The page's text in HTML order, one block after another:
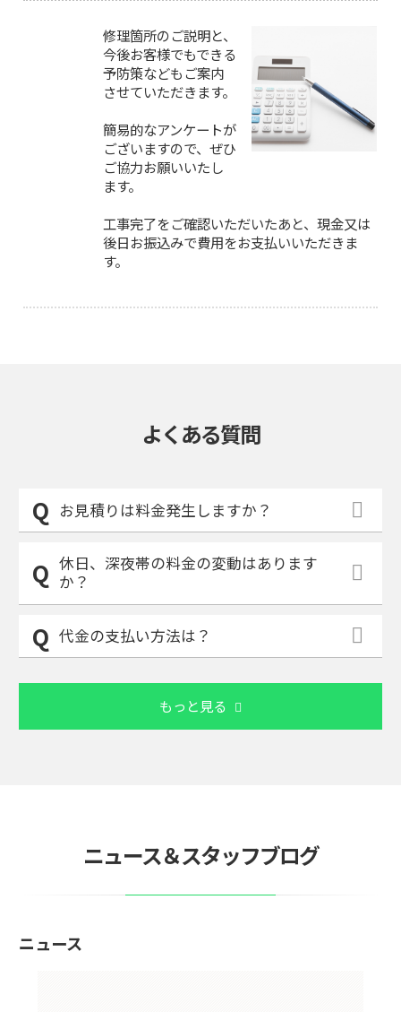
修理箇所のご説明と、
今後お客様でもできる
予防策などもご案内
させていただきます。
簡易的なアンケートが
ございますので、ぜひ
ご協力お願いいたし
ます。
工事完了をご確認いただいたあと、現金又は
後日お振込みで費用をお支払いいただきま
す。
よくある質問
お見積りは料金発生しますか？
休日、深夜帯の料金の変動はあります
か？
代金の支払い方法は？
もっと見る
ニュース＆スタッフブログ
ニュース